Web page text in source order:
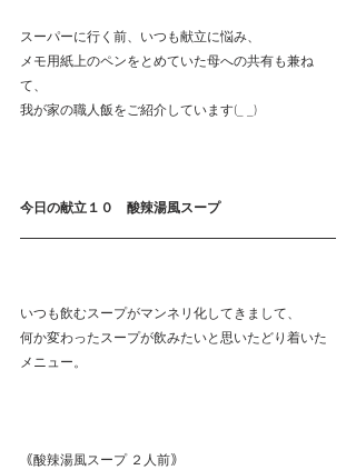
スーパーに行く前、いつも献立に悩み、
メモ用紙上のペンをとめていた母への共有も兼ね
て、
我が家の職人飯をご紹介しています(_ _)
今日の献立１０　酸辣湯風スープ
いつも飲むスープがマンネリ化してきまして、
何か変わったスープが飲みたいと思いたどり着いた
メニュー。
｟酸辣湯風スープ ２人前｠